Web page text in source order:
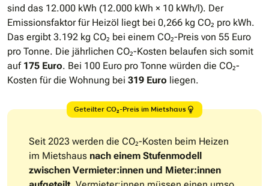
sind das 12.000 kWh (12.000 kWh × 10 kWh/l). Der
Emissionsfaktor für Heizöl liegt bei 0,266 kg CO₂ pro kWh.
Das ergibt 3.192 kg CO₂ bei einem CO₂-Preis von 55 Euro
pro Tonne. Die jährlichen CO₂-Kosten belaufen sich somit
auf175 Euro. Bei 100 Euro pro Tonne würden die CO₂-
Kosten für die Wohnung bei 319 Euro liegen.
Geteilter CO₂-Preis im Mietshaus
Seit 2023 werden die CO₂-Kosten beim Heizen
im Mietshaus nach einem Stufenmodell
zwischen Vermieter:innen und Mieter:innen